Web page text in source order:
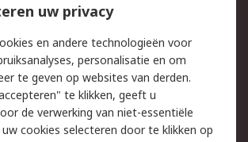
Inkoopoplossingen
Email veiligheid
uw privacy
en andere technologieën voor
personalisatie en om
te geven op websites van derden.
te klikken, geeft u
de verwerking van niet-essentiële
cookies selecteren door te klikken op